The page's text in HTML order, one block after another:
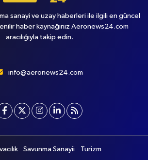
sanayi ve uzay haberleri ile ilgili en güncel
haber kaynağınız Aeronews24.com
aracılığıyla takip edin.
info@aeronews24.com
Savunma Sanayii Turizm